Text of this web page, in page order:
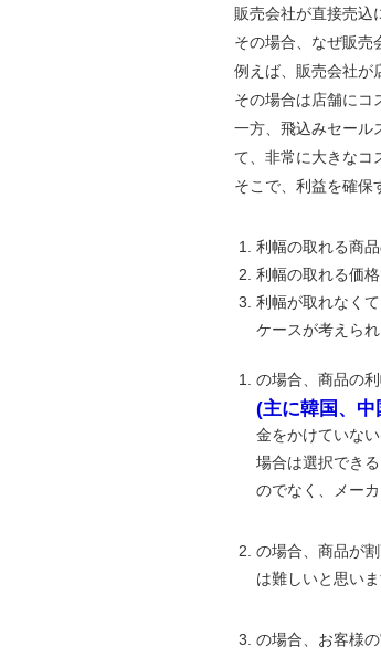
販売会社が直接売込
その場合、なぜ販売
例えば、販売会社が
その場合は店舗にコ
一方、飛込みセール
て、非常に大きなコ
そこで、利益を確保
利幅の取れる商
利幅の取れる価
利幅が取れなく
ケースが考えられ
の場合、商品の
(主に韓国、中
金をかけていな
場合は選択でき
のでなく、メー
の場合、商品が
は難しいと思い
の場合、お客様